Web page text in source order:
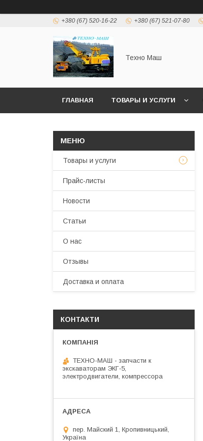
+380 (67) 520-16-22 +380 (67) 521-07-80
Техно Маш
ГЛАВНАЯ ТОВАРЫ И УСЛУГИ
Товары и услуги
Прайс-листы
Новости
Статьи
О нас
Отзывы
Доставка и оплата
КОНТАКТИ
ТЕХНО-МАШ - запчасти к
экскаваторам ЭКГ-5,
электродвигатели, компрессора
пер. Майский 1, Кропивницький,
Україна